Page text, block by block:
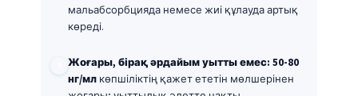
мальабсорбцияда немесе жиі құлауда артық
көреді.
Жоғары, бірақ әрдайым уытты емес: 50-80
нг/мл көпшіліктің қажет ететін мөлшерінен